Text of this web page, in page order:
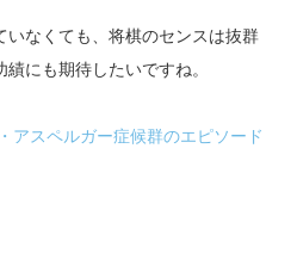
なくても、将棋のセンスは抜群
にも期待したいですね。
アスペルガー症候群のエピソード